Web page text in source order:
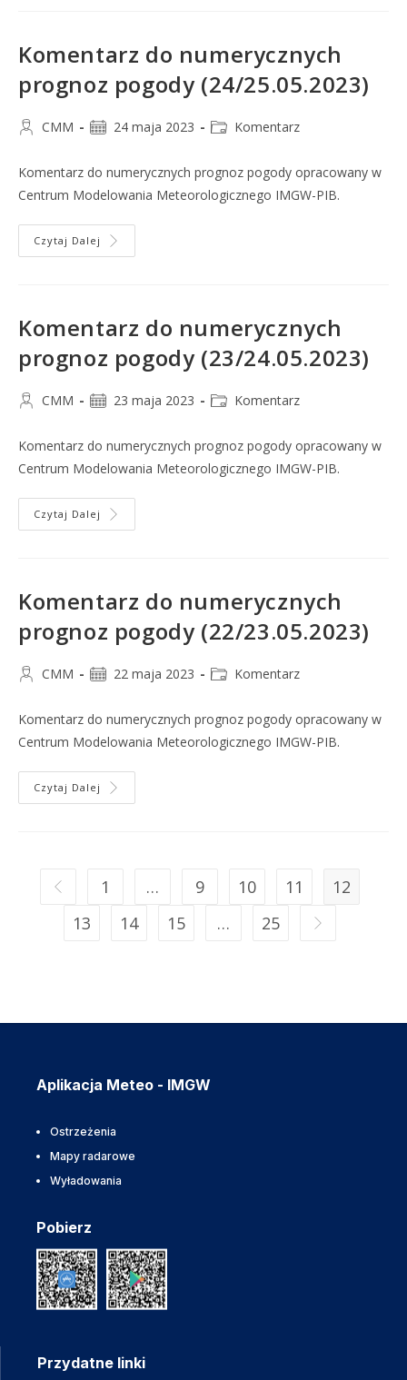
Komentarz do numerycznych
prognoz pogody (24/25.05.2023)
CMM 24 maja 2023 Komentarz
Komentarz do numerycznych prognoz pogody opracowany w
Centrum Modelowania Meteorologicznego IMGW-PIB.
Czytaj Dalej
Komentarz do numerycznych
prognoz pogody (23/24.05.2023)
CMM 23 maja 2023 Komentarz
Komentarz do numerycznych prognoz pogody opracowany w
Centrum Modelowania Meteorologicznego IMGW-PIB.
Czytaj Dalej
Komentarz do numerycznych
prognoz pogody (22/23.05.2023)
CMM 22 maja 2023 Komentarz
Komentarz do numerycznych prognoz pogody opracowany w
Centrum Modelowania Meteorologicznego IMGW-PIB.
Czytaj Dalej
1 … 9 10 11
12
13
14 15 … 25
Aplikacja Meteo - IMGW
Ostrzeżenia
Mapy radarowe
Wyładowania
Pobierz
Przydatne linki